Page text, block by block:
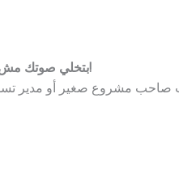
صوتك لازم يوصل، وVertex Media بتخلي صوتك مش بس يوصل… ده كمان يثبت في الذاكرة!